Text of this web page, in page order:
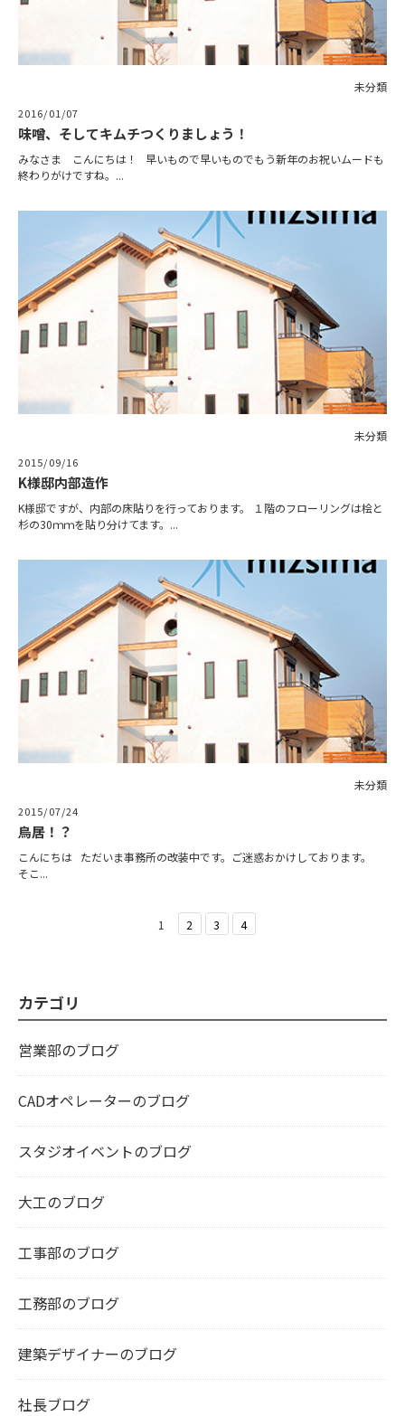
未分類
2016/01/07
味噌、そしてキムチつくりましょう！
みなさま こんにちは！ 早いもので早いものでもう新年のお祝いムードも
終わりがけですね。...
未分類
2015/09/16
K様邸内部造作
K様邸ですが、内部の床貼りを行っております。 １階のフローリングは桧と
杉の30ｍｍを貼り分けてます。...
未分類
2015/07/24
鳥居！？
こんにちは ただいま事務所の改装中です。ご迷惑おかけしております。
そこ...
1 2 3 4
カテゴリ
営業部のブログ
CADオペレーターのブログ
スタジオイベントのブログ
大工のブログ
工事部のブログ
工務部のブログ
建築デザイナーのブログ
社長ブログ